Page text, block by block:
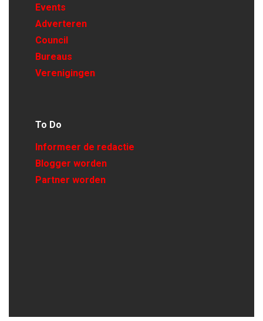
Events
Adverteren
Council
Bureaus
Verenigingen
To Do
Informeer de redactie
Blogger worden
Partner worden